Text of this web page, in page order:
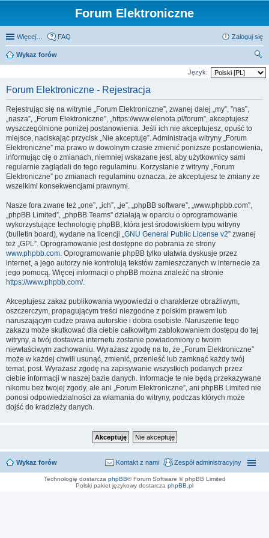
Forum Elektroniczne
Więcej… FAQ Zaloguj się
Wykaz forów
zu
Język:
Forum Elektroniczne - Rejestracja
Rejestrując się na witrynie „Forum Elektroniczne”, zwanej dalej „my”, ”nas”,
„nasza”, „Forum Elektroniczne”, „https://www.elenota.pl/forum”, akceptujesz
wyszczególnione poniżej postanowienia. Jeśli ich nie akceptujesz, opuść to
miejsce, naciskając przycisk „Nie akceptuję”. Administracja witryny „Forum
Elektroniczne” ma prawo w dowolnym czasie zmienić poniższe postanowienia,
informując cię o zmianach, niemniej wskazane jest, aby użytkownicy sami
regularnie zaglądali do tego regulaminu. Korzystanie z witryny „Forum
Elektroniczne” po zmianach regulaminu oznacza, że akceptujesz te zmiany ze
wszelkimi konsekwencjami prawnymi.
Nasze fora zwane też „one”, „ich”, „je”, „phpBB software”, „www.phpbb.com”,
„phpBB Limited”, „phpBB Teams” działają w oparciu o oprogramowanie
wykorzystujące technologię phpBB, która jest środowiskiem typu witryny
(bulletin board), wydane na licencji „GNU General Public License v2” zwanej
też „GPL”. Oprogramowanie jest dostępne do pobrania ze strony
www.phpbb.com. Oprogramowanie phpBB tylko ułatwia dyskusje przez
internet, a jego autorzy nie kontrolują tekstów zamieszczanych w internecie za
jego pomocą. Więcej informacji o phpBB można znaleźć na stronie
https://www.phpbb.com/.
Akceptujesz zakaz publikowania wypowiedzi o charakterze obraźliwym,
oszczerczym, propagującym treści niezgodne z polskim prawem lub
naruszającym cudze prawa autorskie i dobra osobiste. Naruszenie tego
zakazu może skutkować dla ciebie całkowitym zablokowaniem dostępu do tej
witryny, a twój dostawca internetu zostanie powiadomiony o twoim
niewłaściwym zachowaniu. Wyrażasz zgodę na to, że „Forum Elektroniczne”
może w każdej chwili usunąć, zmienić, przenieść lub zamknąć każdy twój
temat, post. Wyrażasz zgodę na zapisywanie wszystkich podanych przez
ciebie informacji w naszej bazie danych. Informacje te nie będą przekazywane
nikomu bez twojej zgody, ale ani „Forum Elektroniczne”, ani phpBB Limited nie
ponosi odpowiedzialności za włamania do witryny, podczas których może
dojść do kradzieży danych.
Wykaz forów Zespół administracyjny
Kontakt z nami
Technologię dostarcza phpBB® Forum Software © phpBB Limited
Polski pakiet językowy dostarcza phpBB.pl